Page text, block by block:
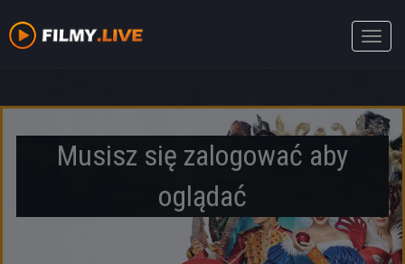
Toggle
Musisz się zalogować aby
oglądać